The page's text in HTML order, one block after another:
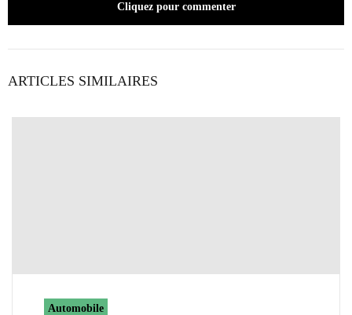
Cliquez pour commenter
ARTICLES SIMILAIRES
Automobile